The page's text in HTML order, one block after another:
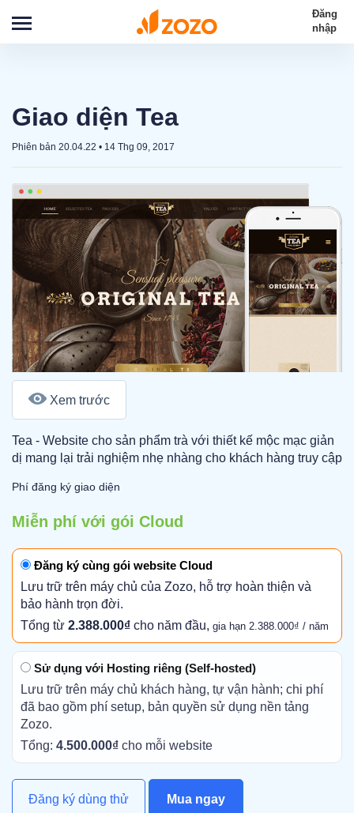
Đăng
nhập
Giao diện Tea
Phiên bản 20.04.22 • 14 Thg 09, 2017
Xem trước
Tea - Website cho sản phẩm trà với thiết kế mộc mạc giản
dị mang lại trải nghiệm nhẹ nhàng cho khách hàng truy cập
Phí đăng ký giao diện
Miễn phí với gói Cloud
Đăng ký cùng gói website Cloud
Lưu trữ trên máy chủ của Zozo, hỗ trợ hoàn thiện và
bảo hành trọn đời.
Tổng từ 2.388.000₫ cho năm đầu, gia hạn 2.388.000₫ / năm
Sử dụng với Hosting riêng (Self-hosted)
Lưu trữ trên máy chủ khách hàng, tự vận hành; chi phí
đã bao gồm phí setup, bản quyền sử dụng nền tảng
Zozo.
Tổng: 4.500.000₫ cho mỗi website
Đăng ký dùng thử Mua ngay